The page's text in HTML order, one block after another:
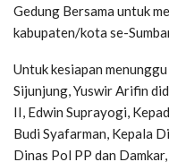
Gedung Bersama untuk
kabupaten/kota se-
Untuk kesiapan
Sijunjung, Yuswir Arifin
II, Edwin Suprayogi,
Budi Syafarman, Kepala
Dinas Pol PP dan